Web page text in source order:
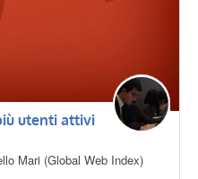
utenti attivi
Mari (Global Web Index)